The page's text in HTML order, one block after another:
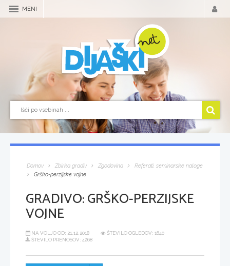
MENI
Domov Zbirka gradiv Zgodovina
Referati, seminarske naloge
Grško-perzijske vojne
GRADIVO:GRŠKO-PERZIJSKE
VOJNE
NA VOLJO OD: 21.12.2018
ŠTEVILO OGLEDOV: 1640
ŠTEVILO PRENOSOV: 4268